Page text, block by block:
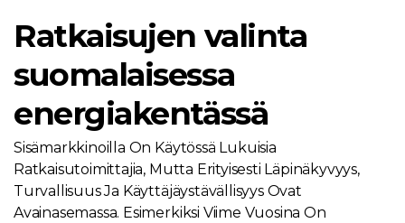
Ratkaisujen valinta
suomalaisessa
energiakentässä
Sisämarkkinoilla On Käytössä Lukuisia
Ratkaisutoimittajia, Mutta Erityisesti Läpinäkyvyys,
Turvallisuus Ja Käyttäjäystävällisyys Ovat
Avainasemassa. Esimerkiksi Viime Vuosina On